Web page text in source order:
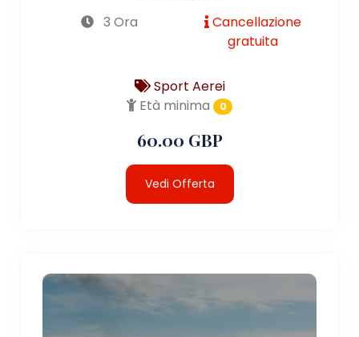
3 Ora
Cancellazione
gratuita
Sport Aerei
Età minima
0
60.00 GBP
Vedi Offerta